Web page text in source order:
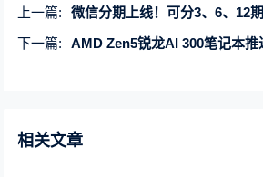
上一篇:
微信分期上线！可分3、6、12期分期
下一篇:
AMD Zen5锐龙AI 300笔记本推迟两周
相关文章